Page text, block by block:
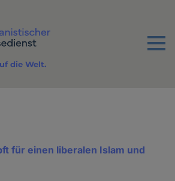
Menu
die Welt.
für einen liberalen Islam und